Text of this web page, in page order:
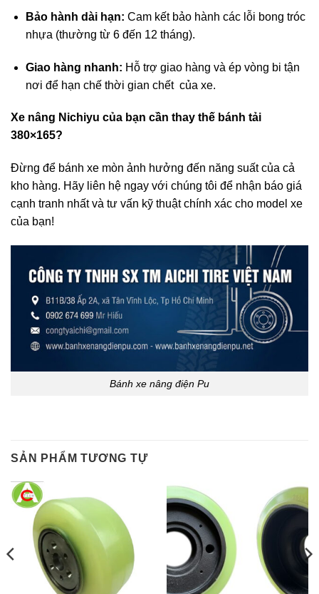
Bảo hành dài hạn: Cam kết bảo hành các lỗi bong tróc
nhựa (thường từ 6 đến 12 tháng).
Giao hàng nhanh: Hỗ trợ giao hàng và ép vòng bi tận
nơi để hạn chế thời gian chết của xe.
Xe nâng Nichiyu của bạn cần thay thế bánh tải
380×165?
Đừng để bánh xe mòn ảnh hưởng đến năng suất của cả
kho hàng. Hãy liên hệ ngay với chúng tôi để nhận báo giá
cạnh tranh nhất và tư vấn kỹ thuật chính xác cho model xe
của bạn!
Bánh xe nâng điện Pu
SẢN PHẨM TƯƠNG TỰ